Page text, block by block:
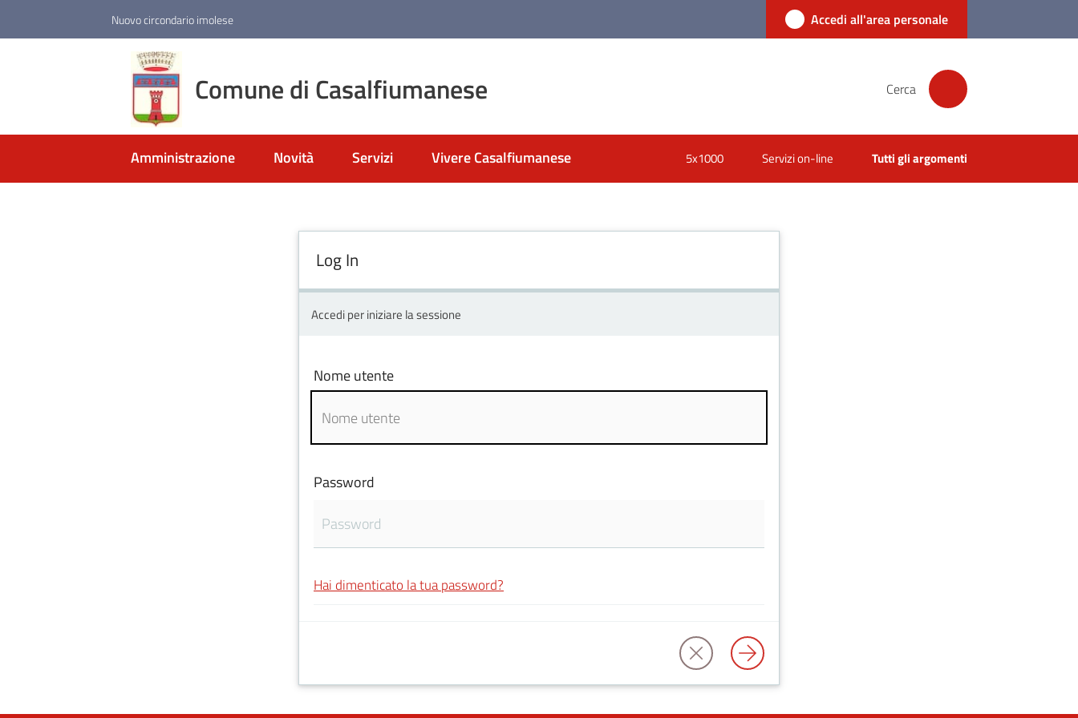
Nuovo circondario imolese Accedi all'area personale
Comune di Casalfiumanese Cerca
Amministrazione Novità Servizi Vivere Casalfiumanese 5x1000 Servizi on-line Tutti gli argomenti
Log In
Accedi per iniziare la sessione
Nome utente
Password
Hai dimenticato la tua password?